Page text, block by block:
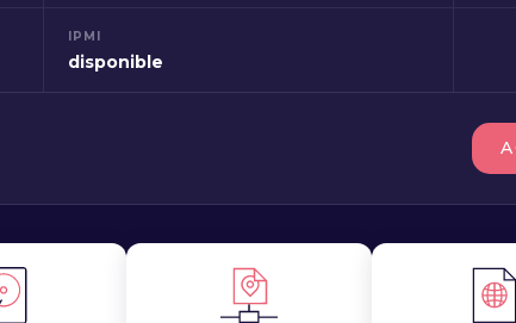
IPMI
disponible